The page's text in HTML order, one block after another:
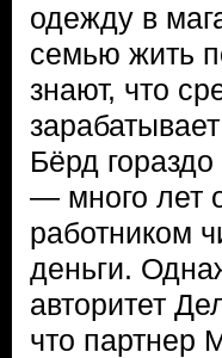
одежду в
семью жить
знают, что
Бёрд
— много лет
работником
деньги.
авторитет
что партнер